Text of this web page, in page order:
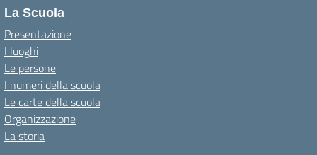
La Scuola
Presentazione
I luoghi
Le persone
I numeri della scuola
Le carte della scuola
Organizzazione
La storia